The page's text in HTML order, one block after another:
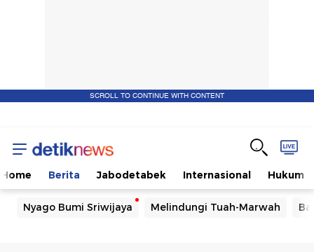
SCROLL TO CONTINUE WITH CONTENT
Home Berita Jabodetabek Internasional Hukum
Nyago Bumi Sriwijaya Melindungi Tuah-Marwah